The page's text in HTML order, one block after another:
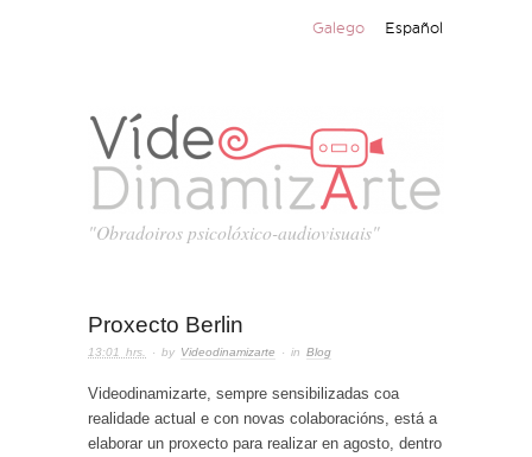
Galego Español
"Obradoiros psicolóxico-audiovisuais"
Proxecto Berlin
13:01 hrs. · by Videodinamizarte · in Blog
Videodinamizarte, sempre sensibilizadas coa
realidade actual e con novas colaboracións, está a
elaborar un proxecto para realizar en agosto, dentro